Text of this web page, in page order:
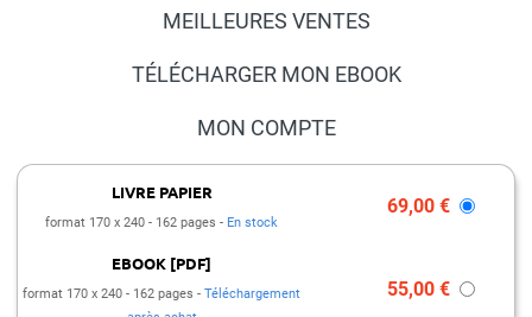
LIVRE PAPIER
format 170 x 240 162 pages En stock
69,00 €
EBOOK [PDF]
format 170 x 240 162 pages
Téléchargement
55,00 €
MEILLEURES VENTES
TÉLÉCHARGER MON EBOOK
MON COMPTE
FAQ
PRESSE ET PARTENARIATS